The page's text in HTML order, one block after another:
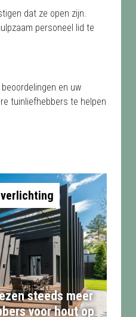
dat ze open zijn.
personeel lid te
en uw
tuinliefhebbers te helpen
steeds meer
voor hout op